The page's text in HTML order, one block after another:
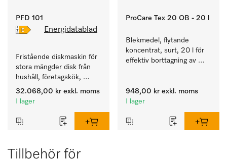
PFD 101
Energidatablad
Fristående diskmaskin för
stora mängder disk från
hushåll, företagskök,
pentryn och diskrum.
32.068,00 kr exkl. moms
I lager
ProCare Tex 20 OB - 20 l
Blekmedel, flytande
koncentrat, surt, 20 l för
effektiv borttagning av
948,00 kr exkl. moms
I lager
Tillbehör för